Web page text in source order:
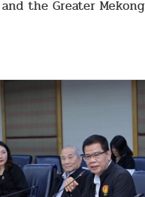
the Greater Mekong